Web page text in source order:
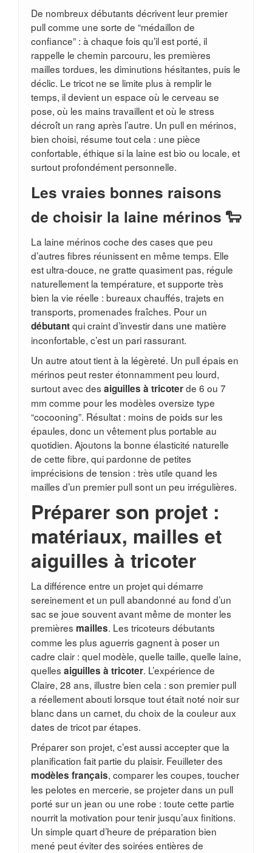
De nombreux débutants décrivent leur premier
pull comme une sorte de “médaillon de
confiance” : à chaque fois qu’il est porté, il
rappelle le chemin parcouru, les premières
mailles tordues, les diminutions hésitantes, puis le
déclic. Le tricot ne se limite plus à remplir le
temps, il devient un espace où le cerveau se
pose, où les mains travaillent et où le stress
décroît un rang après l’autre. Un pull en mérinos,
bien choisi, résume tout cela : une pièce
confortable, éthique si la laine est bio ou locale, et
surtout profondément personnelle.
Les vraies bonnes raisons
de choisir la laine mérinos 🐑
La laine mérinos coche des cases que peu
d’autres fibres réunissent en même temps. Elle
est ultra-douce, ne gratte quasiment pas, régule
naturellement la température, et supporte très
bien la vie réelle : bureaux chauffés, trajets en
transports, promenades fraîches. Pour un
débutantqui craint d’investir dans une matière
inconfortable, c’est un pari rassurant.
Un autre atout tient à la légèreté. Un pull épais en
mérinos peut rester étonnamment peu lourd,
surtout avec des aiguilles à tricoterde 6 ou 7
mm comme pour les modèles oversize type
“cocooning”. Résultat : moins de poids sur les
épaules, donc un vêtement plus portable au
quotidien. Ajoutons la bonne élasticité naturelle
de cette fibre, qui pardonne de petites
imprécisions de tension : très utile quand les
mailles d’un premier pull sont un peu irrégulières.
Préparer son projet :
matériaux, mailles et
aiguilles à tricoter
La différence entre un projet qui démarre
sereinement et un pull abandonné au fond d’un
sac se joue souvent avant même de monter les
premières mailles. Les tricoteurs débutants
comme les plus aguerris gagnent à poser un
cadre clair : quel modèle, quelle taille, quelle laine,
quelles aiguilles à tricoter. L’expérience de
Claire, 28 ans, illustre bien cela : son premier pull
a réellement abouti lorsque tout était noté noir sur
blanc dans un carnet, du choix de la couleur aux
dates de tricot par étapes.
Préparer son projet, c’est aussi accepter que la
planification fait partie du plaisir. Feuilleter des
modèles français, comparer les coupes, toucher
les pelotes en mercerie, se projeter dans un pull
porté sur un jean ou une robe : toute cette partie
nourrit la motivation pour tenir jusqu’aux finitions.
Un simple quart d’heure de préparation bien
mené peut éviter des soirées entières de